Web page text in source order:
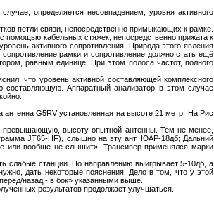
определяется несовпадением, уровня активного
петли связи, непосредственно примыкающих к рамке.
помощью кабельных стяжек, непосредственно прижата к
активного сопротивления. Природа этого явления
рамки и сопротивление должно стать ещё
равным единице. При этом полоса частот, полного
что уровень активной составляющей комплексного
составляющую. Аппаратный анализатор в этом случае
G5RV установленная на высоте 21 метр. На Рис
превышающую, высоту опытной антенны. Тем не менее,
JT65-HF), слышно на эту ант. ЮАР-18дб; Дальний
или вообще не слышит». Трансивер применялся марки
слабые станции. По направлению выигрывает 5-10дб, а
дать некоторые пояснения. Дело в том, что у этой
назад - в бок» указанными выше.
результатов продолжает улучшаться.